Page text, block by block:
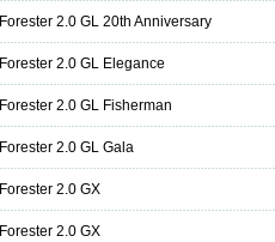
Forester 2.0 GL 20th Anniversary
Forester 2.0 GL Elegance
Forester 2.0 GL Fisherman
Forester 2.0 GL Gala
Forester 2.0 GX
Forester 2.0 GX